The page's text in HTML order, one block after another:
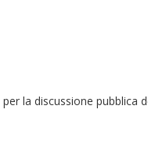
per la discussione pubblica